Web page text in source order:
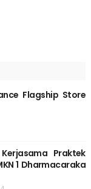
Flagship Store
Praktek
1 Dharmacaraka